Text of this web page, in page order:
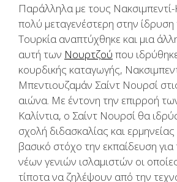
Παράλληλα με τους Νακσιμπεντί-
πολύ μεταγενέστερη στην ίδρυση
Τουρκία αναπτύχθηκε και μια
αυτή των Νουρτζού που
κουρδικής καταγωγής,
Μπεντιουζαμάν Σαίντ Νουρσί
αιώνα. Με έντονη την επιρροή
Καλίντια, ο Σαίντ Νουρσί θα
σχολή διδασκαλίας και
βασικό στόχο την εκπαίδευση
νέων γενιών ισλαμιστών οι
τίποτα να ζηλέψουν από την